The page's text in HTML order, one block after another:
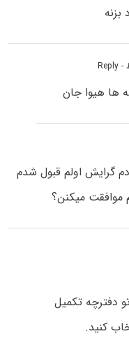
- Reply
ها هیوا جان
گرایش اولم قبول شدم
موافقت میکنن؟
دفترچه تکمیل
کنید.